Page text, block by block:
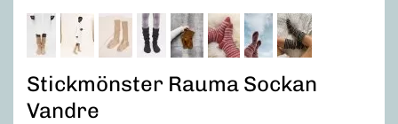
Stickmönster Rauma Sockan
Vandre